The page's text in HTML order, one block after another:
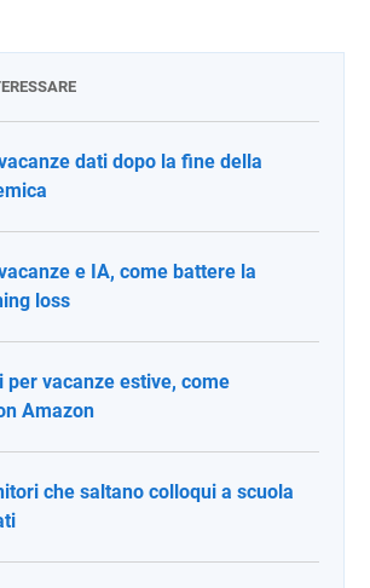
dati dopo la fine della
e IA, come battere la
loss
per vacanze estive, come
Amazon
che saltano colloqui a scuola